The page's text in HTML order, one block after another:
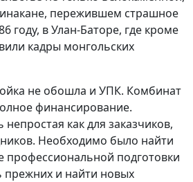
пережившем страшное
году, в Улан-Баторе, где кроме
кадры монгольских
не обошла и УПК. Комбинат
финансирование.
как для заказчиков,
Необходимо было найти
профессиональной подготовки
прежних и найти новых